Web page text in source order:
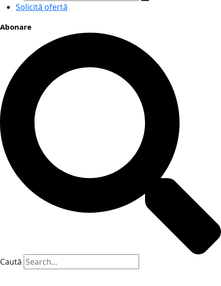
Solicită ofertă
Abonare
Caută